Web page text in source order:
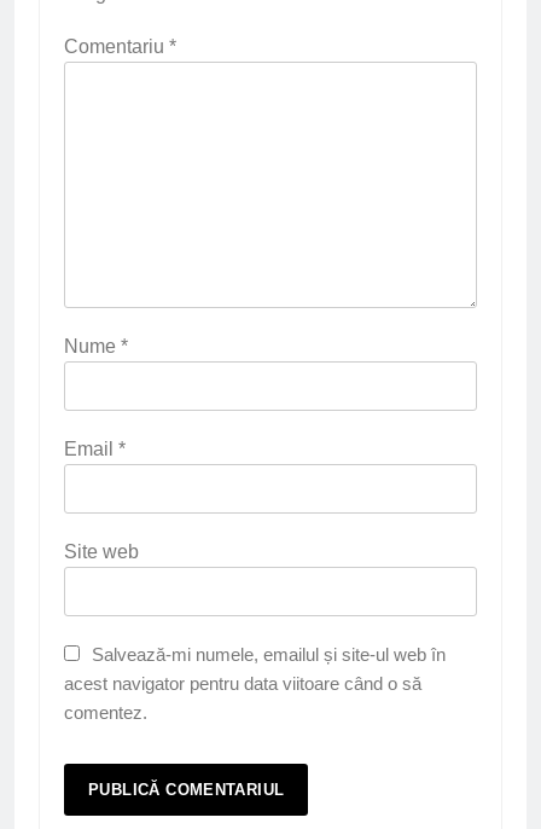
Comentariu *
Nume *
Email *
Site web
Salvează-mi numele, emailul și site-ul web în
acest navigator pentru data viitoare când o să
comentez.